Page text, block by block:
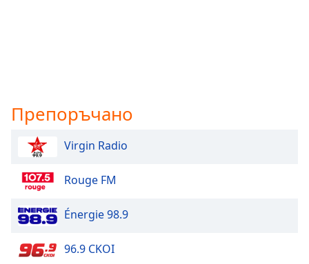
Препоръчано
Virgin Radio
Rouge FM
Énergie 98.9
96.9 CKOI